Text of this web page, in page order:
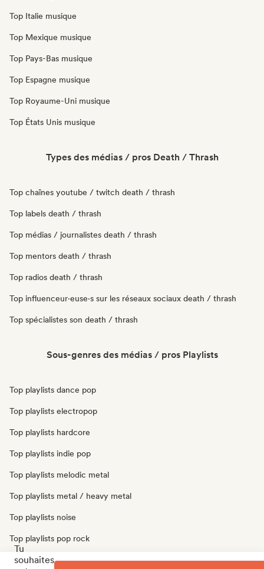
Top Italie musique
Top Mexique musique
Top Pays-Bas musique
Top Espagne musique
Top Royaume-Uni musique
Top États Unis musique
Types des médias / pros Death / Thrash
Top chaînes youtube / twitch death / thrash
Top labels death / thrash
Top médias / journalistes death / thrash
Top mentors death / thrash
Top radios death / thrash
Top influenceur·euse·s sur les réseaux sociaux death / thrash
Top spécialistes son death / thrash
Sous-genres des médias / pros Playlists
Top playlists dance pop
Top playlists electropop
Top playlists hardcore
Top playlists indie pop
Top playlists melodic metal
Top playlists metal / heavy metal
Top playlists noise
Top playlists pop rock
Top playlists pop soul
Tu
souhaites